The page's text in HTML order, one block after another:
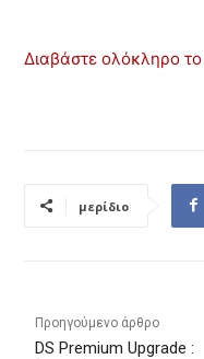
Διαβάστε ολόκληρο
μερίδιο
Προηγούμενο άρθρο
DS Premium Upgrade :